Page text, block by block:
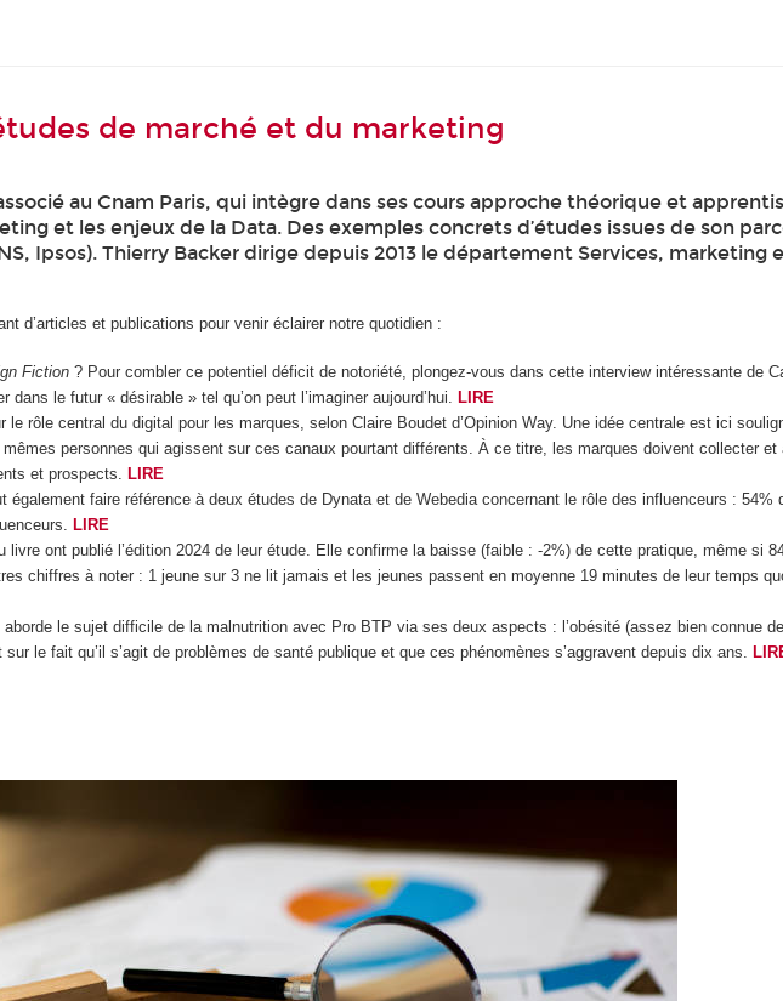
de marché et du marketing
au Cnam Paris, qui intègre dans ses cours approche théorique et
et les enjeux de la Data. Des exemples concrets d’études issues de son
Ipsos). Thierry Backer dirige depuis 2013 le département Services, marketing
d’articles et publications pour venir éclairer notre quotidien :
Fiction? Pour combler ce potentiel déficit de notoriété, plongez-vous dans cette interview intéressante de
le futur « désirable » tel qu’on peut l’imaginer aujourd’hui. LIRE
rôle central du digital pour les marques, selon Claire Boudet d’Opinion Way. Une idée centrale est ici
personnes qui agissent sur ces canaux pourtant différents. À ce titre, les marques doivent collecter et
et prospects. LIRE
faire référence à deux études de Dynata et de Webedia concernant le rôle des influenceurs : 54%
LIRE
ont publié l’édition 2024 de leur étude. Elle confirme la baisse (faible : -2%) de cette pratique, même si
chiffres à noter : 1 jeune sur 3 ne lit jamais et les jeunes passent en moyenne 19 minutes de leur temps
le sujet difficile de la malnutrition avec Pro BTP via ses deux aspects : l’obésité (assez bien connue
le fait qu’il s’agit de problèmes de santé publique et que ces phénomènes s’aggravent depuis dix ans.